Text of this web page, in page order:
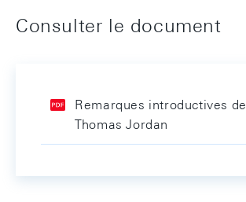
Consulter le document
Remarques introductives de
Thomas Jordan